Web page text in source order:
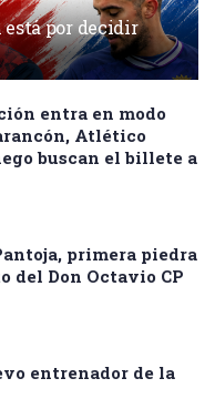
por decidir
entra en modo
Atlético
buscan el billete a
primera piedra
del Don Octavio CP
entrenador de la